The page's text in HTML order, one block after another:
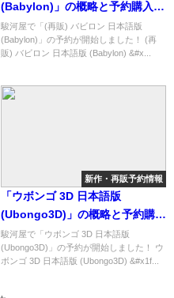
(Babylon)」の概略と予約購入可
能なショップ紹介！
駿河屋で「(再販) バビロン 日本語版
(Babylon)」の予約が開始しました！ (再
販) バビロン 日本語版 (Babylon) &#x...
新作・再販予約情報
「ウボンゴ 3D 日本語版
(Ubongo3D)」の概略と予約購入
可能なショップ紹介！
駿河屋で「ウボンゴ 3D 日本語版
(Ubongo3D)」の予約が開始しました！ ウ
ボンゴ 3D 日本語版 (Ubongo3D) &#x1f...